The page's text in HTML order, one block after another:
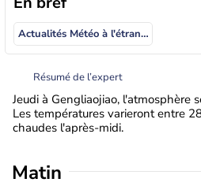
Actualités Météo à l'étranger
Résumé de l’expert
Jeudi à Gengliaojiao, l'atmosphère
Les températures varieront entre
chaudes l'après-midi.
Matin